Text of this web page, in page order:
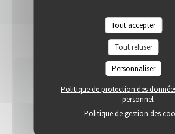
Tout accepter
Tout refuser
Personnaliser
Politique de protection des
personnel
Politique de gestion des
INFOS